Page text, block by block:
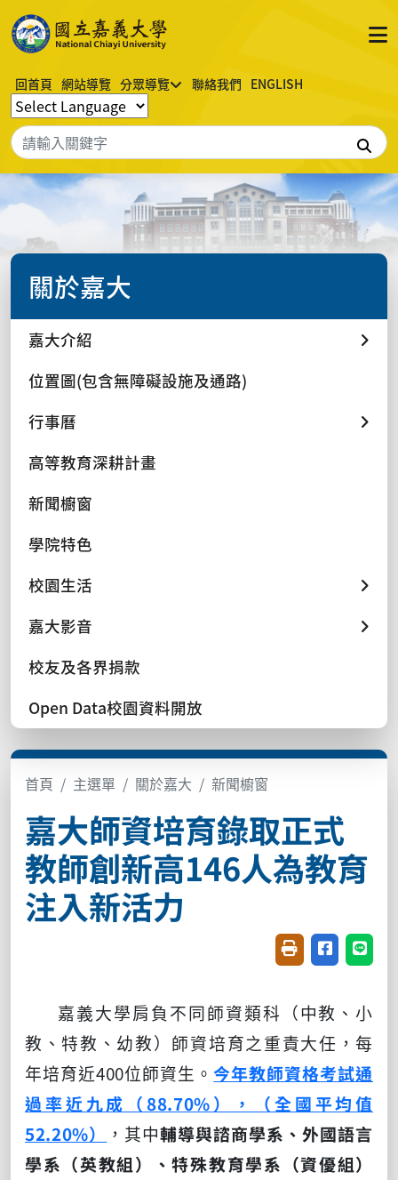
回首頁 網站導覽 分眾導覽 聯絡我們 ENGLISH
搜尋
關於嘉大
嘉大介紹
位置圖(包含無障礙設施及通路)
行事曆
高等教育深耕計畫
新聞櫥窗
學院特色
校園生活
嘉大影音
校友及各界捐款
Open Data校園資料開放
首頁 主選單 關於嘉大 新聞櫥窗
嘉大師資培育錄取正式
教師創新高146人為教育
注入新活力
友善列印(開新視
分享至臉書
分享
嘉義大學肩負不同師資類科（中教、小
教、特教、幼教）師資培育之重責大任，每
年培育近400位師資生。今年教師資格考試通
過率近九成（88.70%），（全國平均值
52.20%）
，其中輔導與諮商學系、外國語言
學系（英教組）、特殊教育學系（資優組）